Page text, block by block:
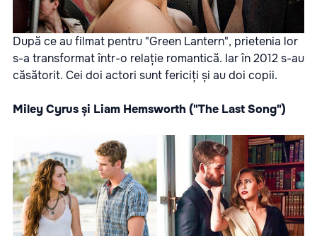
După ce au filmat pentru "Green Lantern", prietenia lor
s-a transformat într-o relație romantică. Iar în 2012 s-au
căsătorit. Cei doi actori sunt fericiți și au doi copii.
Miley Cyrus și Liam Hemsworth ("The Last Song")